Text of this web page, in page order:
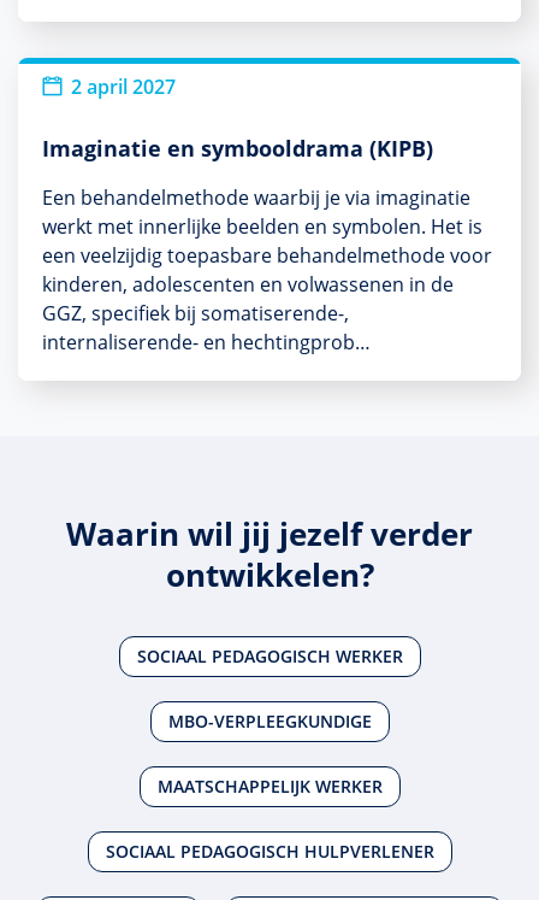
2 april 2027
Imaginatie en symbooldrama (KIPB)
Een behandelmethode waarbij je via imaginatie
werkt met innerlijke beelden en symbolen. Het is
een veelzijdig toepasbare behandelmethode voor
kinderen, adolescenten en volwassenen in de
GGZ, specifiek bij somatiserende-,
internaliserende- en hechtingprob…
Waarin wil jij jezelf verder
ontwikkelen?
SOCIAAL PEDAGOGISCH WERKER
MBO-VERPLEEGKUNDIGE
MAATSCHAPPELIJK WERKER
SOCIAAL PEDAGOGISCH HULPVERLENER